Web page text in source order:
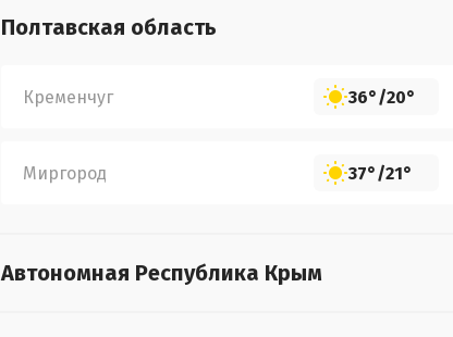
Полтавская область
Кременчуг 36°/20°
Миргород 37°/21°
Автономная Республика Крым